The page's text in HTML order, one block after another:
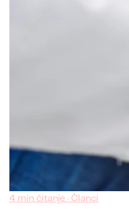
4 min čitanje · Članci